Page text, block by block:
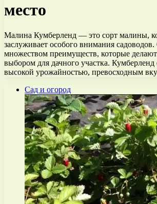
место
Малина Кумберленд — это сорт малины,
заслуживает особого внимания
множеством преимуществ, которые
выбором для дачного участка. Кумберленд
высокой урожайностью, превосходным
Сад и огород